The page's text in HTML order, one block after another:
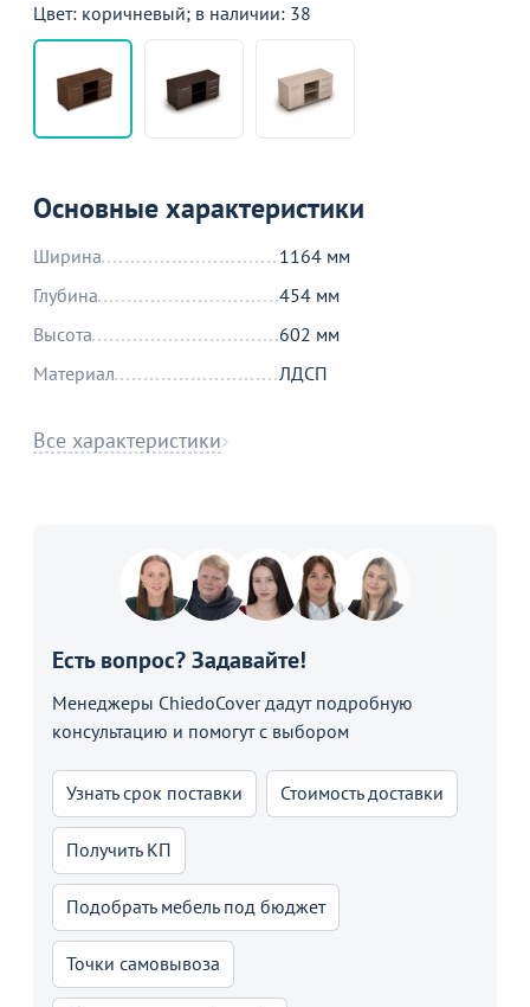
Цвет: коричневый; в наличии: 38
Основные характеристики
Ширина
1164 мм
Глубина
454 мм
Высота
602 мм
Материал
ЛДСП
Все характеристики
Есть вопрос? Задавайте!
Менеджеры ChiedoCover дадут подробную
консультацию и помогут с выбором
Узнать срок поставки Стоимость доставки
Получить КП
Подобрать мебель под бюджет
Точки самовывоза